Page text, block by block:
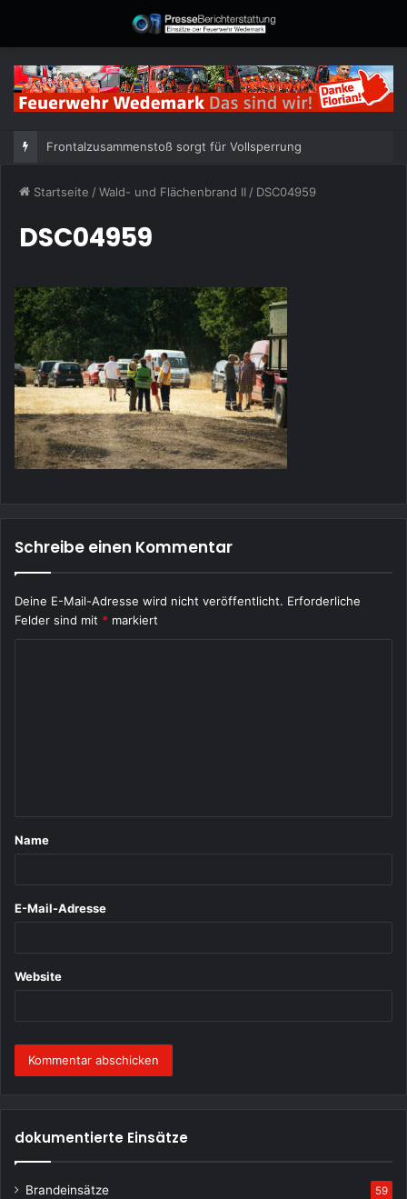
Frontalzusammenstoß sorgt für Vollsperrung
Startseite /Wald- und Flächenbrand II / DSC04959
DSC04959
Schreibe einen Kommentar
Deine E-Mail-Adresse wird nicht veröffentlicht. Erforderliche
Felder sind mit * markiert
a
Name
E-Mail-Adresse
Website
dokumentierte Einsätze
Brandeinsätze 59